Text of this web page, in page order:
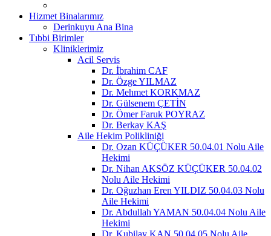
Hizmet Binalarımız
Derinkuyu Ana Bina
Tıbbi Birimler
Kliniklerimiz
Acil Servis
Dr. İbrahim CAF
Dr. Özge YILMAZ
Dr. Mehmet KORKMAZ
Dr. Gülsenem ÇETİN
Dr. Ömer Faruk POYRAZ
Dr. Berkay KAŞ
Aile Hekim Polikliniği
Dr. Ozan KÜÇÜKER 50.04.01 Nolu Aile
Hekimi
Dr. Nihan AKSÖZ KÜÇÜKER 50.04.02
Nolu Aile Hekimi
Dr. Oğuzhan Eren YILDIZ 50.04.03 Nolu
Aile Hekimi
Dr. Abdullah YAMAN 50.04.04 Nolu Aile
Hekimi
Dr. Kubilay KAN 50.04.05 Nolu Aile